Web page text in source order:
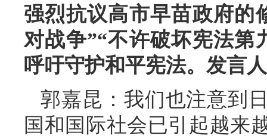
强烈抗议高市早苗政府的
对战争”“不许破坏宪法第
呼吁守护和平宪法。发言
郭嘉昆：我们也注意到
国和国际社会已引起越来